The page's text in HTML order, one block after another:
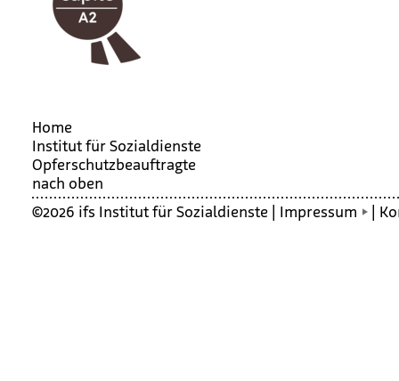
Home
Institut für Sozialdienste
Opfer­schutz­be­auf­tragte
nach oben
©2026 ifs Institut für Sozialdienste | Impressum